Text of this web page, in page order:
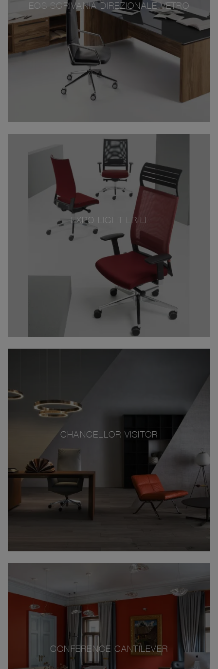
EOS SCRIVANIA DIREZIONALE VETRO
EXPO LIGHT LR LI
CHANCELLOR VISITOR
CONFERENCE CANTILEVER